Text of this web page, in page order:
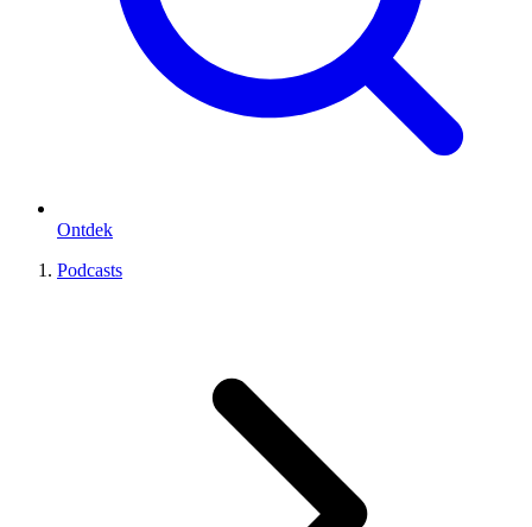
Ontdek
Podcasts